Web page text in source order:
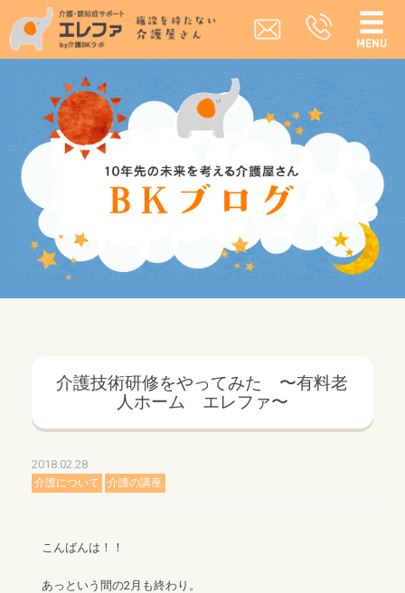
介護技術研修をやってみた 〜有料老
人ホーム エレファ〜
2018.02.28
介護について 介護の講座
こんばんは！！
あっという間の2月も終わり。